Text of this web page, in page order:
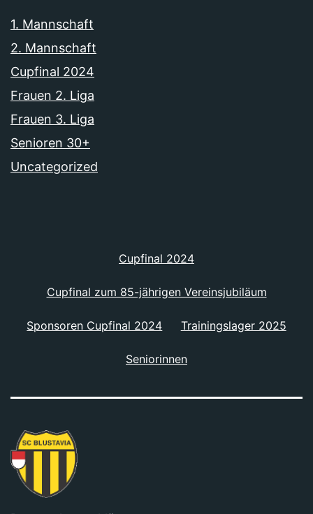
1. Mannschaft
2. Mannschaft
Cupfinal 2024
Frauen 2. Liga
Frauen 3. Liga
Senioren 30+
Uncategorized
Cupfinal 2024
Cupfinal zum 85-jährigen Vereinsjubiläum
Sponsoren Cupfinal 2024 Trainingslager 2025
Seniorinnen